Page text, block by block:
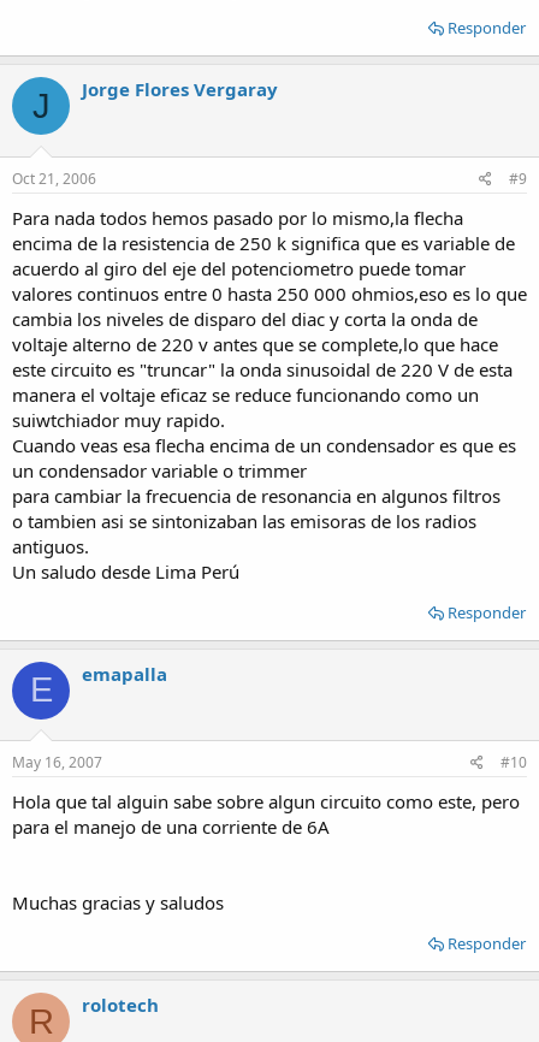
Responder
J Jorge Flores Vergaray
Oct 21, 2006 #9
Para nada todos hemos pasado por lo mismo,la flecha
encima de la resistencia de 250 k significa que es variable de
acuerdo al giro del eje del potenciometro puede tomar
valores continuos entre 0 hasta 250 000 ohmios,eso es lo que
cambia los niveles de disparo del diac y corta la onda de
voltaje alterno de 220 v antes que se complete,lo que hace
este circuito es "truncar" la onda sinusoidal de 220 V de esta
manera el voltaje eficaz se reduce funcionando como un
suiwtchiador muy rapido.
Cuando veas esa flecha encima de un condensador es que es
un condensador variable o trimmer
para cambiar la frecuencia de resonancia en algunos filtros
o tambien asi se sintonizaban las emisoras de los radios
antiguos.
Un saludo desde Lima Perú
Responder
E emapalla
May 16, 2007 #10
Hola que tal alguin sabe sobre algun circuito como este, pero
para el manejo de una corriente de 6A
Muchas gracias y saludos
Responder
R rolotech